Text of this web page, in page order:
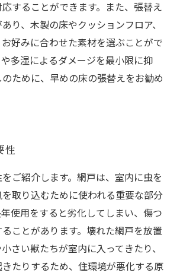
することができます。また、張替え
り、木製の床やクッションフロア、
好みに合わせた素材を選ぶことがで
多湿によるダメージを最小限に抑
ために、早めの床の張替えをお勧め
性
ご紹介します。網戸は、室内に虫を
取り込むために使われる重要な部分
使用をすると劣化してしまい、傷つ
ことがあります。壊れた網戸を放置
さい獣たちが室内に入ってきたり、
たりするため、住環境が悪化する原